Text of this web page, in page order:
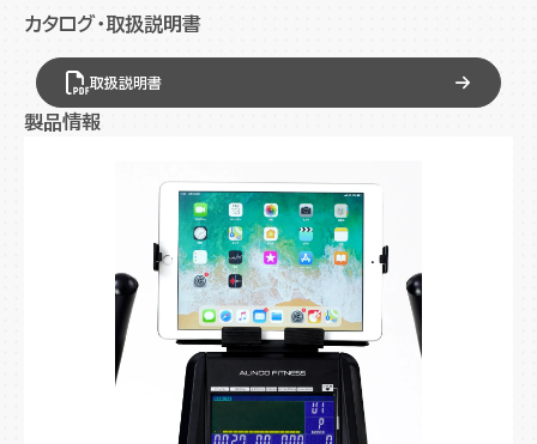
カタログ・取扱説明書
取扱説明書
製品情報